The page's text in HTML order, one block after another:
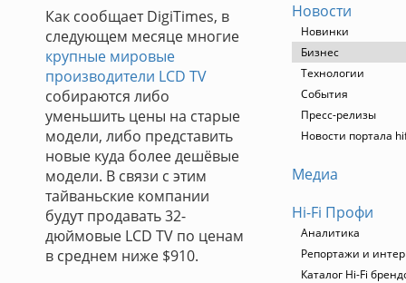
Как сообщает DigiTimes, в
следующем месяце многие
крупные мировые
производители LCD TV
собираются либо
уменьшить цены на старые
модели, либо представить
новые куда более дешёвые
модели. В связи с этим
тайваньские компании
будут продавать 32-
дюймовые LCD TV по ценам
в среднем ниже $910.
Новости
Новинки
Бизнес
Технологии
События
Пресс-релизы
Новости портала
Медиа
Hi-Fi Профи
Аналитика
Репортажи и
Каталог Hi-Fi